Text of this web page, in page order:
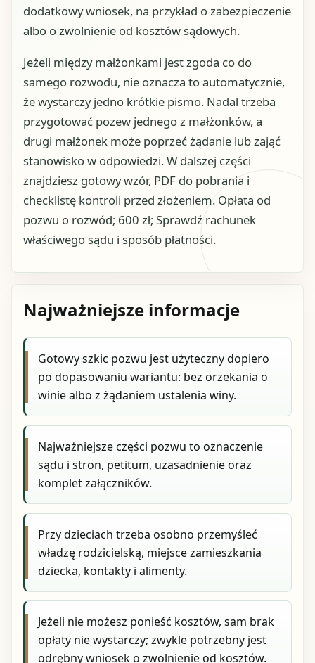
dodatkowy wniosek, na przykład o zabezpieczenie
albo o zwolnienie od kosztów sądowych.
Jeżeli między małżonkami jest zgoda co do
samego rozwodu, nie oznacza to automatycznie,
że wystarczy jedno krótkie pismo. Nadal trzeba
przygotować pozew jednego z małżonków, a
drugi małżonek może poprzeć żądanie lub zająć
stanowisko w odpowiedzi. W dalszej części
znajdziesz gotowy wzór, PDF do pobrania i
checklistę kontroli przed złożeniem. Opłata od
pozwu o rozwód; 600 zł; Sprawdź rachunek
właściwego sądu i sposób płatności.
Najważniejsze informacje
Gotowy szkic pozwu jest użyteczny dopiero
po dopasowaniu wariantu: bez orzekania o
winie albo z żądaniem ustalenia winy.
Najważniejsze części pozwu to oznaczenie
sądu i stron, petitum, uzasadnienie oraz
komplet załączników.
Przy dzieciach trzeba osobno przemyśleć
władzę rodzicielską, miejsce zamieszkania
dziecka, kontakty i alimenty.
Jeżeli nie możesz ponieść kosztów, sam brak
opłaty nie wystarczy; zwykle potrzebny jest
odrębny wniosek o zwolnienie od kosztów.